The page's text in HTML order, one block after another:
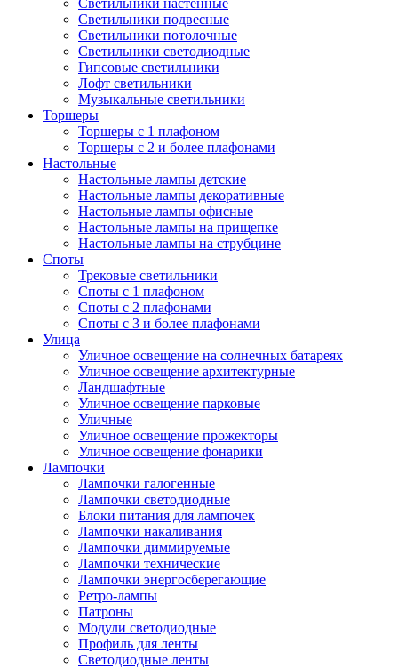
Светильники настенные
Светильники подвесные
Светильники потолочные
Светильники светодиодные
Гипсовые светильники
Лофт светильники
Музыкальные светильники
Торшеры
Торшеры с 1 плафоном
Торшеры с 2 и более плафонами
Настольные
Настольные лампы детские
Настольные лампы декоративные
Настольные лампы офисные
Настольные лампы на прищепке
Настольные лампы на струбцине
Споты
Трековые светильники
Споты с 1 плафоном
Споты с 2 плафонами
Споты с 3 и более плафонами
Улица
Уличное освещение на солнечных батареях
Уличное освещение архитектурные
Ландшафтные
Уличное освещение парковые
Уличные
Уличное освещение прожекторы
Уличное освещение фонарики
Лампочки
Лампочки галогенные
Лампочки светодиодные
Блоки питания для лампочек
Лампочки накаливания
Лампочки диммируемые
Лампочки технические
Лампочки энергосберегающие
Ретро-лампы
Патроны
Модули светодиодные
Профиль для ленты
Светодиодные ленты